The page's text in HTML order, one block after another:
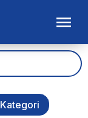
Kategori